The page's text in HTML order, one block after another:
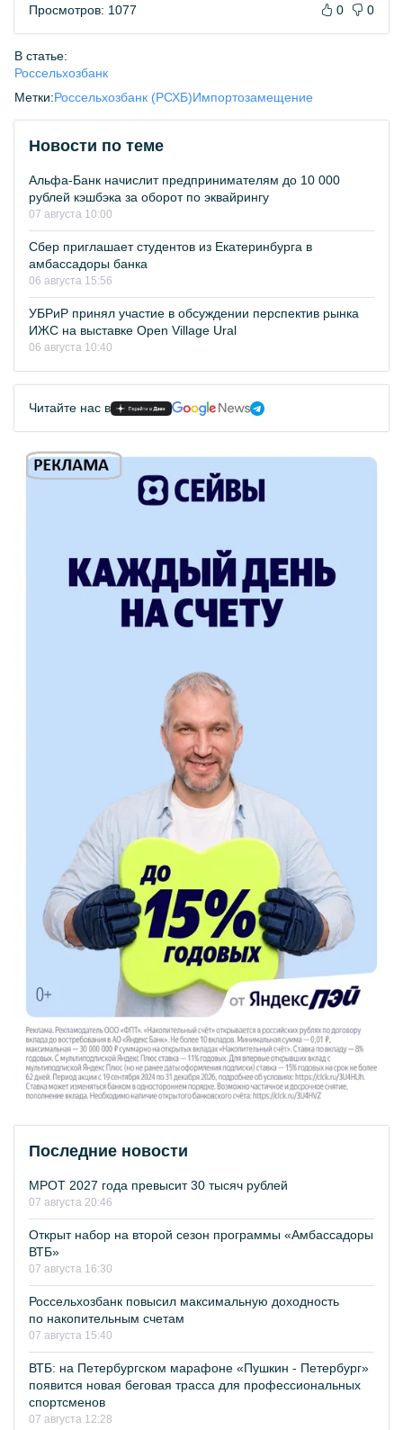
Просмотров: 1077 0 0
В статье:
Россельхозбанк
Метки:Россельхозбанк (РСХБ)Импортозамещение
Новости по теме
Альфа-Банк начислит предпринимателям до 10 000
рублей кэшбэка за оборот по эквайрингу
07 августа 10:00
Сбер приглашает студентов из Екатеринбурга в
амбассадоры банка
06 августа 15:56
УБРиР принял участие в обсуждении перспектив рынка
ИЖС на выставке Open Village Ural
06 августа 10:40
Читайте нас в
Последние новости
МРОТ 2027 года превысит 30 тысяч рублей
07 августа 20:46
Открыт набор на второй сезон программы «Амбассадоры
ВТБ»
07 августа 16:30
Россельхозбанк повысил максимальную доходность
по накопительным счетам
07 августа 15:40
ВТБ: на Петербургском марафоне «Пушкин - Петербург»
появится новая беговая трасса для профессиональных
спортсменов
07 августа 12:28